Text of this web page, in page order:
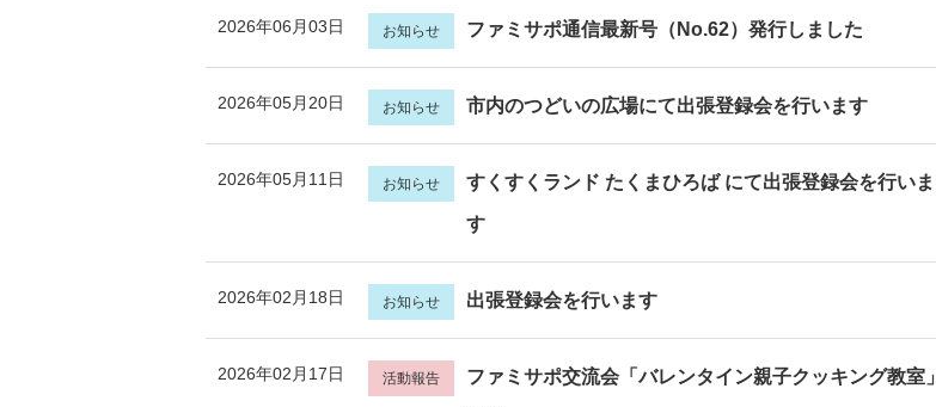
2026年06月03日 お知らせ ファミサポ通信最新号（No.62）発行しました
2026年05月20日 お知らせ 市内のつどいの広場にて出張登録会を行います
2026年05月11日 お知らせ すくすくランド たくまひろば にて出張登録会を行いま
す
2026年02月18日 お知らせ 出張登録会を行います
2026年02月17日 活動報告 ファミサポ交流会「バレンタイン親子クッキング教室」